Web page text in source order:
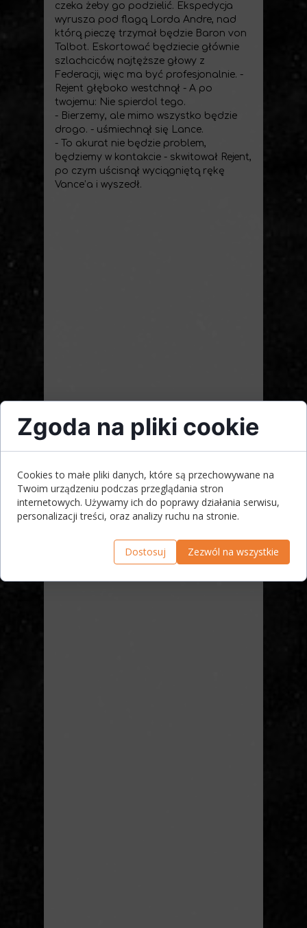
czeka żeby go podzielić. Ekspedycja
wyrusza pod flagą Lorda Andre, nad
którą pieczę trzymał będzie Baron von
Talbot. Eskortować będziecie głównie
szlachciców, najtęższe głowy z
Federacji, więc ma być profesjonalnie. -
Rejent głęboko westchnął - A po
twojemu: Nie spierdol tego.
- Bierzemy, ale mimo wszystko będzie
drogo. - uśmiechnął się Lance.
- To akurat nie będzie problem,
będziemy w kontakcie - skwitował Rejent,
po czym uścisnął wyciągniętą rękę
Vance’a i wyszedł.
Zgoda na pliki cookie
Cookies to małe pliki danych, które są przechowywane na
Twoim urządzeniu podczas przeglądania stron
internetowych. Używamy ich do poprawy działania serwisu,
personalizacji treści, oraz analizy ruchu na stronie.
Dostosuj Zezwól na wszystkie